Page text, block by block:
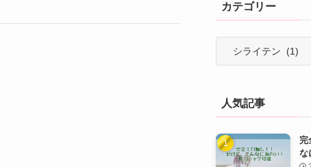
カテゴリー
ー人気記事
完
な